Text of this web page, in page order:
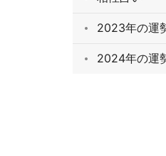
2023年の運
2024年の運